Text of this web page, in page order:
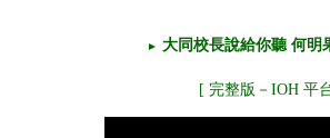
► 大同校長說給你聽 何明
[ 完整版－IOH 平